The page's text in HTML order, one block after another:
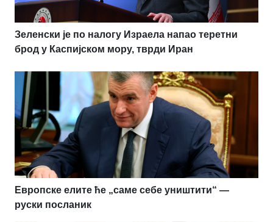
Зеленски је по налогу Израела напао теретни
брод у Каспијском мору, тврди Иран
Европске елите ће „саме себе уништити“ —
руски посланик